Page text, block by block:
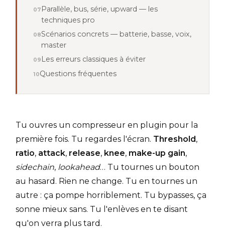
Parallèle, bus, série, upward — les
techniques pro
Scénarios concrets — batterie, basse, voix,
master
Les erreurs classiques à éviter
Questions fréquentes
Tu ouvres un compresseur en plugin pour la
première fois. Tu regardes l'écran. Threshold,
ratio, attack, release, knee, make-up gain,
sidechain, lookahead… Tu tournes un bouton
au hasard. Rien ne change. Tu en tournes un
autre : ça pompe horriblement. Tu bypasses, ça
sonne mieux sans. Tu l'enlèves en te disant
qu'on verra plus tard.